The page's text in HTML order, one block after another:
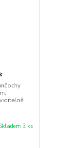
3 ks